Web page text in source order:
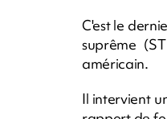
C'est le
suprême
américain.
Il intervient